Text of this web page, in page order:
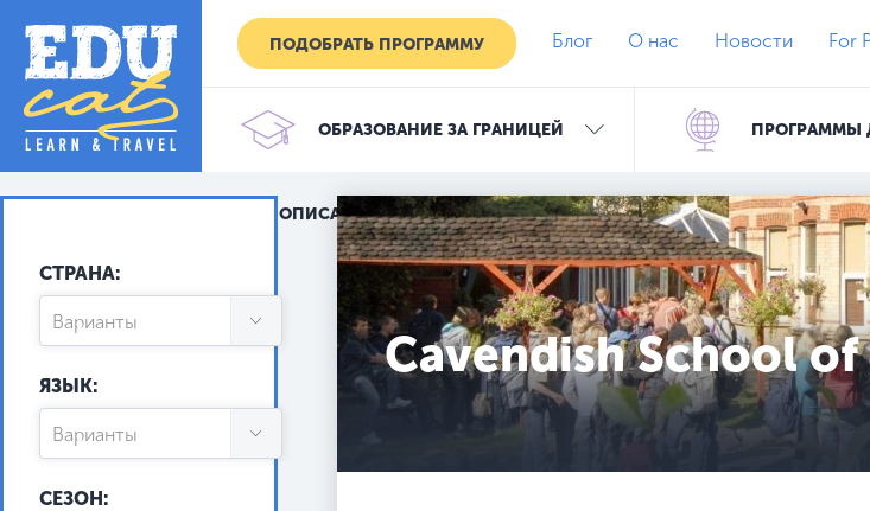
ПОДОБРАТЬ ПРОГРАММУ Блог О нас Новости For
ОБРАЗОВАНИЕ ЗА ГРАНИЦЕЙ ПРОГРАММЫ
НЕТ ОПИСАНИЯ
СТРАНА:
Варианты
Австралия
Австрия
ЯЗЫК:
Варианты
Английский
СЕЗОН:
Cavendish School of